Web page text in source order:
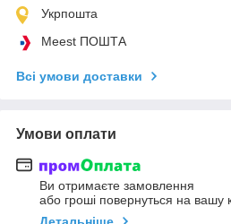
Укрпошта
Meest ПОШТА
Всі умови доставки
Умови оплати
Ви отримаєте замовлення
або гроші повернуться на вашу